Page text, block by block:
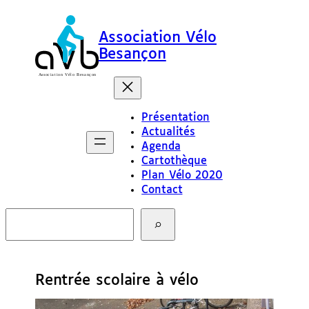
Association Vélo
Besançon
Présentation
Actualités
Agenda
Cartothèque
Plan Vélo 2020
Contact
c
Rentrée scolaire à vélo